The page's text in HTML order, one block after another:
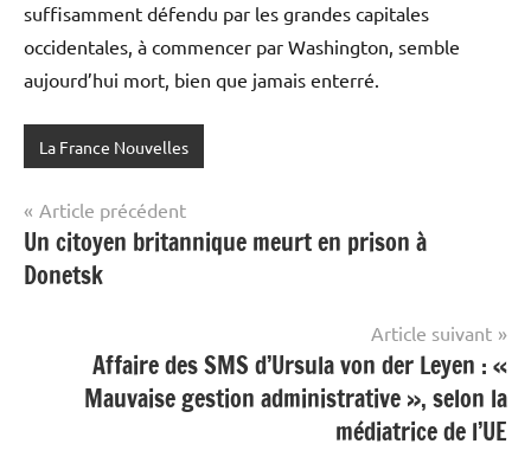
suffisamment défendu par les grandes capitales
occidentales, à commencer par Washington, semble
aujourd’hui mort, bien que jamais enterré.
La France Nouvelles
Navigation
de
l’article
Article précédent
Un citoyen britannique meurt en prison à
Donetsk
Article suivant
Affaire des SMS d’Ursula von der Leyen : «
Mauvaise gestion administrative », selon la
médiatrice de l’UE